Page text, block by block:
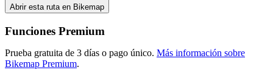
Abrir esta ruta en Bikemap
Funciones Premium
Prueba gratuita de 3 días o pago único. Más información sobre
Bikemap Premium.